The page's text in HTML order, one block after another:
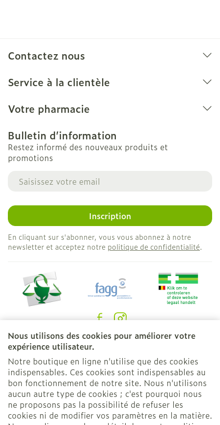
Nous utilisons des cookies pour améliorer votre
expérience utilisateur.
Notre boutique en ligne n'utilise que des cookies
indispensables. Ces cookies sont indispensables au
bon fonctionnement de notre site. Nous n'utilisons
aucun autre type de cookies ; c'est pourquoi nous
ne proposons pas la possibilité de refuser les
cookies ni de modifier vos paramètres en la matière.
Contactez nous
Service à la clientèle
Votre pharmacie
Bulletin d’information
Restez informé des nouveaux produits et
promotions
Adresse mail
Inscription
En cliquant sur s'abonner, vous vous abonnez à notre
newsletter et acceptez notre politique de confidentialité.
Liens légaux